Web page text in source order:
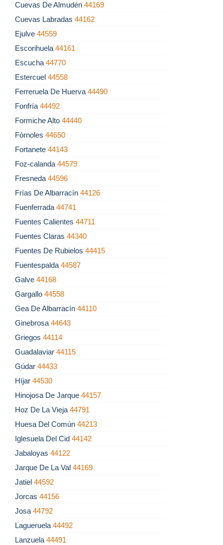
Cuevas De Almudén 44169
Cuevas Labradas 44162
Ejulve 44559
Escorihuela 44161
Escucha 44770
Estercuel 44558
Ferreruela De Huerva 44490
Fonfría 44492
Formiche Alto 44440
Fórnoles 44650
Fortanete 44143
Foz-calanda 44579
Fresneda 44596
Frías De Albarracín 44126
Fuenferrada 44741
Fuentes Calientes 44711
Fuentes Claras 44340
Fuentes De Rubielos 44415
Fuentespalda 44587
Galve 44168
Gargallo 44558
Gea De Albarracín 44110
Ginebrosa 44643
Griegos 44114
Guadalaviar 44115
Gúdar 44433
Híjar 44530
Hinojosa De Jarque 44157
Hoz De La Vieja 44791
Huesa Del Común 44213
Iglesuela Del Cid 44142
Jabaloyas 44122
Jarque De La Val 44169
Jatiel 44592
Jorcas 44156
Josa 44792
Lagueruela 44492
Lanzuela 44491